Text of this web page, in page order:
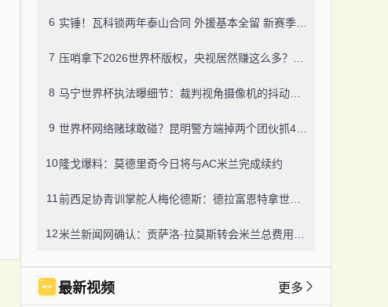
6
7
8
9
10隆戈爆料：莫德里奇今日将与AC米兰完成续约
11
12
最新视频 更多